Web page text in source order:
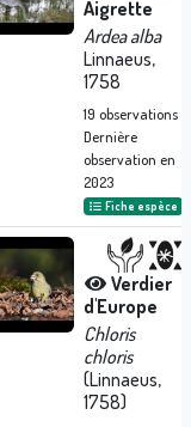
Aigrette
Ardea alba
Linnaeus,
1758
19 observations
Dernière
observation en
2023
Fiche espèce
Verdier
d'Europe
Chloris
chloris
(Linnaeus,
1758)